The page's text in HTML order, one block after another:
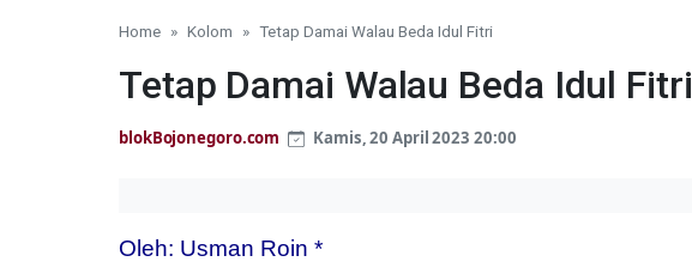
Home Kolom Tetap Damai Walau Beda Idul Fitri
Tetap Damai Walau Beda Idul Fitri
blokBojonegoro.com Kamis, 20 April 2023 20:00
Oleh: Usman Roin *